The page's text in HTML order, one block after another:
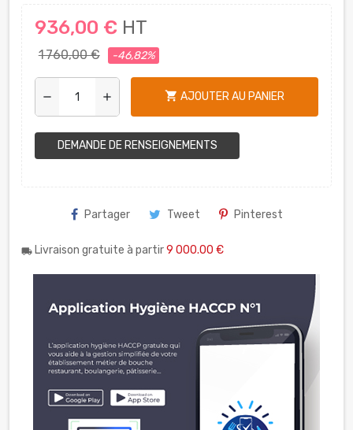
936,00 € HT
1 760,00 € -46,82%
remove add shopping_cart AJOUTER AU PANIER
DEMANDE DE RENSEIGNEMENTS
Partager Tweet Pinterest
local_shipping Livraison gratuite à partir9 000.00 €